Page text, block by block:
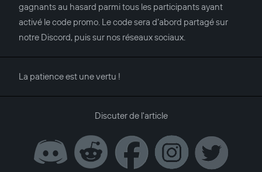
gagnants au hasard parmi tous les participants ayant
activé le code promo. Le code sera d’abord partagé sur
notre Discord, puis sur nos réseaux sociaux.
La patience est une vertu !
Discuter de l'article